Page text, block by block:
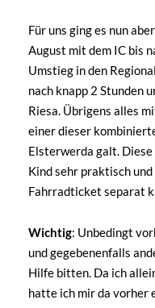
Für uns ging es nun
August mit dem IC bis
Umstieg in den
nach knapp 2 Stunden
Riesa. Übrigens alles
einer dieser
Elsterwerda galt.
Kind sehr praktisch
Fahrradticket separat
Wichtig: Unbedingt
und gegebenenfalls
Hilfe bitten. Da ich
hatte ich mir da vorher